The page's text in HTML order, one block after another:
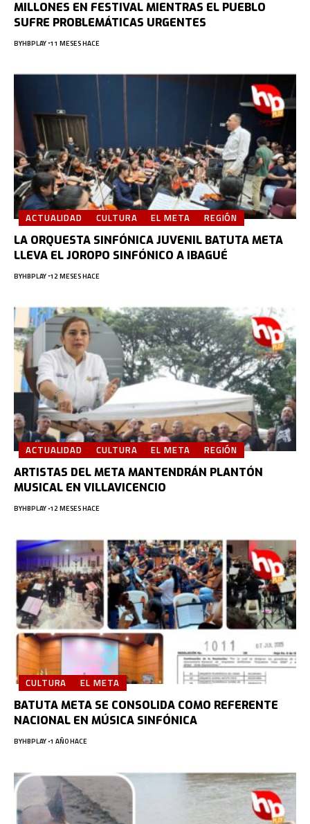
MILLONES EN FESTIVAL MIENTRAS EL PUEBLO
SUFRE PROBLEMÁTICAS URGENTES
BYHBPLAY 11 MESES HACE
ACTUALIDAD CULTURA EL META REGIÓN
LA ORQUESTA SINFÓNICA JUVENIL BATUTA META
LLEVA EL JOROPO SINFÓNICO A IBAGUÉ
BYHBPLAY 12 MESES HACE
ACTUALIDAD CULTURA EL META REGIÓN
ARTISTAS DEL META MANTENDRÁN PLANTÓN
MUSICAL EN VILLAVICENCIO
BYHBPLAY 12 MESES HACE
CULTURA EL META
BATUTA META SE CONSOLIDA COMO REFERENTE
NACIONAL EN MÚSICA SINFÓNICA
BYHBPLAY 1 AÑO HACE